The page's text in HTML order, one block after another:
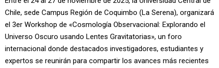
Chile, sede Campus Región de Coquimbo (La Serena), organizará
el 3er Workshop de «Cosmología Observacional: Explorando el
Universo Oscuro usando Lentes Gravitatorias», un foro
internacional donde destacados investigadores, estudiantes y
expertos se reunirán para compartir los avances más recientes